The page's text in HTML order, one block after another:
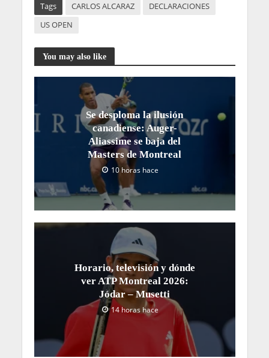
Tags CARLOS ALCARAZ
DECLARACIONES
US OPEN
You may also like
Se desploma la ilusión
canadiense: Auger-
Aliassime se baja del
Masters de Montreal
10 horas hace
Horario, televisión y dónde
ver ATP Montreal 2026:
Jódar – Musetti
14 horas hace